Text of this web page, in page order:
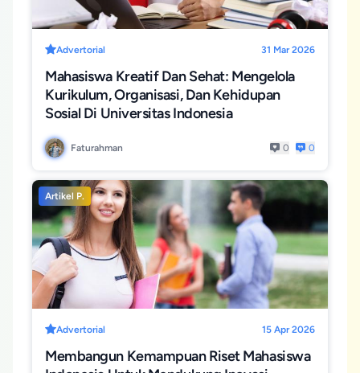
Advertorial 31 Mar 2026
Mahasiswa Kreatif Dan Sehat: Mengelola
Kurikulum, Organisasi, Dan Kehidupan
Sosial Di Universitas Indonesia
Faturahman 0 0
Artikel P.
Advertorial 15 Apr 2026
Membangun Kemampuan Riset Mahasiswa